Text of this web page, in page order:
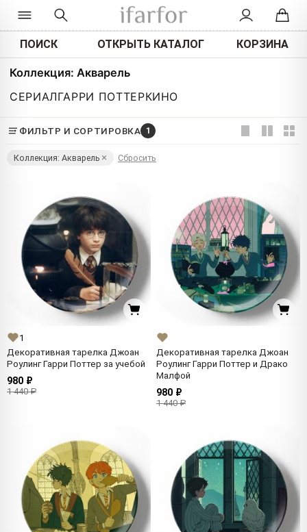
ПОИСК ОТКРЫТЬ КАТАЛОГ КОРЗИНА
Коллекция: Акварель
СЕРИАЛГАРРИ ПОТТЕРКИНО
ФИЛЬТР И СОРТИРОВКА 1
Коллекция: Акварель Сбросить
1
Декоративная тарелка Джоан
Роулинг Гарри Поттер за учебой
980 ₽
1 440 ₽
Декоративная тарелка Джоан
Роулинг Гарри Поттер и Драко
Малфой
980 ₽
1 440 ₽